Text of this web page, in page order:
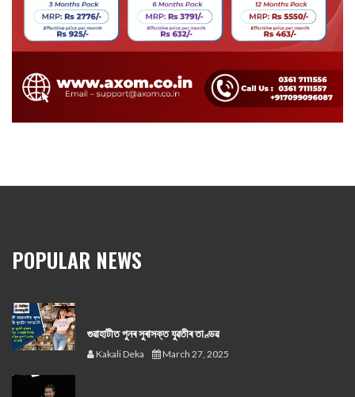
POPULAR NEWS
গুৱাহাটীত পুনৰ সুৰাসক্ত যুৱতীৰ তাণ্ডৱ
Kakali Deka March 27, 2025